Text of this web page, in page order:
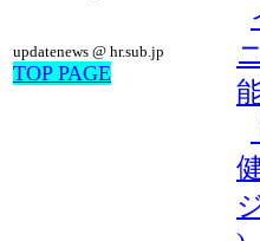
updatenews @ hr.sub.jp
TOP PAGE